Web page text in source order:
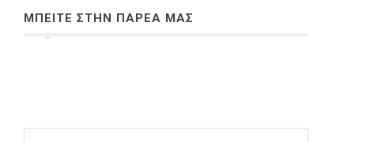
ΜΠΕΙΤΕ ΣΤΗΝ ΠΑΡΕΑ ΜΑΣ